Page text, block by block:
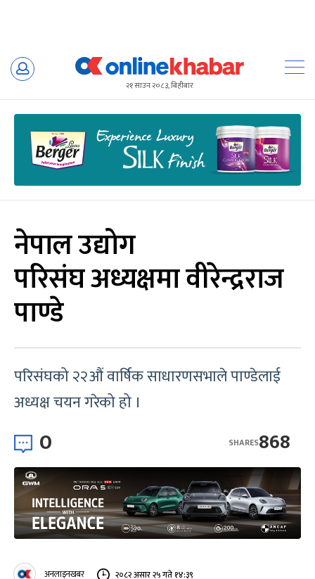
Skip
२१ साउन २०८३, बिहीबार
नेपाल उद्योग
परिसंघ अध्यक्षमा वीरेन्द्रराज
पाण्डे
परिसंघको २२औं वार्षिक साधारणसभाले पाण्डेलाई
अध्यक्ष चयन गरेको हो ।
0 868
SHARES
अनलाइनखबर २०८२ असार २५ गते १४:३९